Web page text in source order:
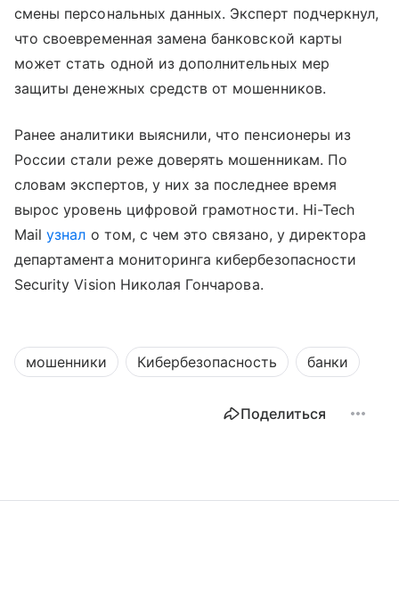
смены персональных данных. Эксперт подчеркнул,
что своевременная замена банковской карты
может стать одной из дополнительных мер
защиты денежных средств от мошенников.
Ранее аналитики выяснили, что пенсионеры из
России стали реже доверять мошенникам. По
словам экспертов, у них за последнее время
вырос уровень цифровой грамотности. Hi-Tech
Mailузнал о том, с чем это связано, у директора
департамента мониторинга кибербезопасности
Security Vision Николая Гончарова.
мошенники Кибербезопасность банки
Поделиться